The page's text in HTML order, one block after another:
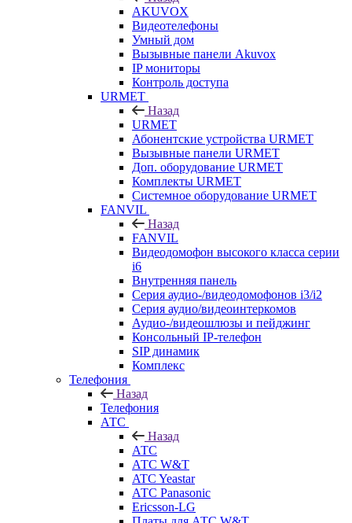
AKUVOX
Видеотелефоны
Умный дом
Вызывные панели Akuvox
IP мониторы
Контроль доступа
URMET
Назад
URMET
Абонентские устройства URMET
Вызывные панели URMET
Доп. оборудование URMET
Комплекты URMET
Системное оборудование URMET
FANVIL
Назад
FANVIL
Видеодомофон высокого класса серии
i6
Внутренняя панель
Серия аудио-/видеодомофонов i3/i2
Серия аудио/видеоинтеркомов
Аудио-/видеошлюзы и пейджинг
Консольный IP-телефон
SIP динамик
Комплекс
Телефония
Назад
Телефония
АТС
Назад
АТС
АТС W&T
ATC Yeastar
АТС Panasonic
Ericsson-LG